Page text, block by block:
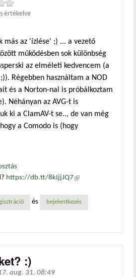
értékelve
más az 'ízlése' ;) ... a vezető
működésben sok különbség
az elméleti kedvencem (a
Régebben használtam a NOD
és a Norton-nal is próbálkoztam
Néhányan az AVG-t is
ki a ClamAV-t se.., de van még
a Comodo is (hogy
https://db.tt/8kIjjJQ7 (külső
és bejelentkezés
:)
aug. 31. 08:49